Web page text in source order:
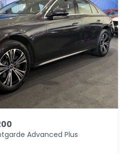
Advanced Plus